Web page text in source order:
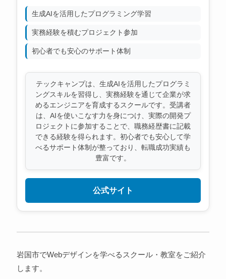
生成AIを活用したプログラミング学習
実務経験を積むプロジェクト参加
初心者でも安心のサポート体制
テックキャンプは、生成AIを活用したプログラミ
ングスキルを習得し、実務経験を通じて企業が求
めるエンジニアを育成するスクールです。受講者
は、AIを使いこなす力を身につけ、実際の開発プ
ロジェクトに参加することで、職務経歴書に記載
できる経験を得られます。初心者でも安心して学
べるサポート体制が整っており、転職成功実績も
豊富です。
公式サイト
岩国市でWebデザインを学べるスクール・教室をご紹介
します。